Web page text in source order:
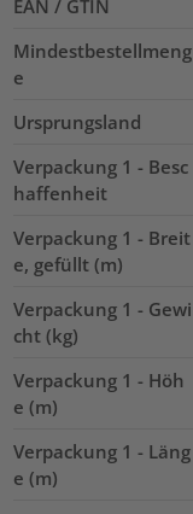
EAN / GTIN
Mindestbestellmeng
e
Ursprungsland
Verpackung 1 - Besc
haffenheit
Verpackung 1 - Breit
e, gefüllt (m)
Verpackung 1 - Gewi
cht (kg)
Verpackung 1 - Höh
e (m)
Verpackung 1 - Läng
e (m)